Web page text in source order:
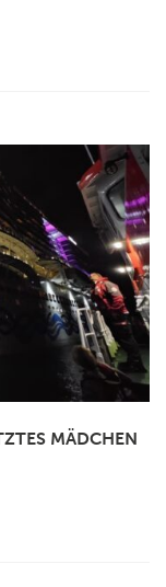
MÄDCHEN